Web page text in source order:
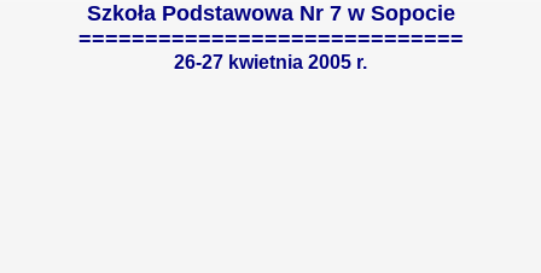
Szkoła Podstawowa Nr 7 w Sopocie
=============================
26-27 kwietnia 2005 r.